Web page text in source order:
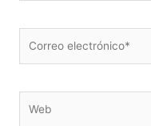
electrónico*